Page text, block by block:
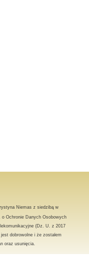
Niemas z siedzibą w
Ochronie Danych Osobowych
(Dz. U. z 2017
dobrowolne i że zostałem
oraz usunięcia.